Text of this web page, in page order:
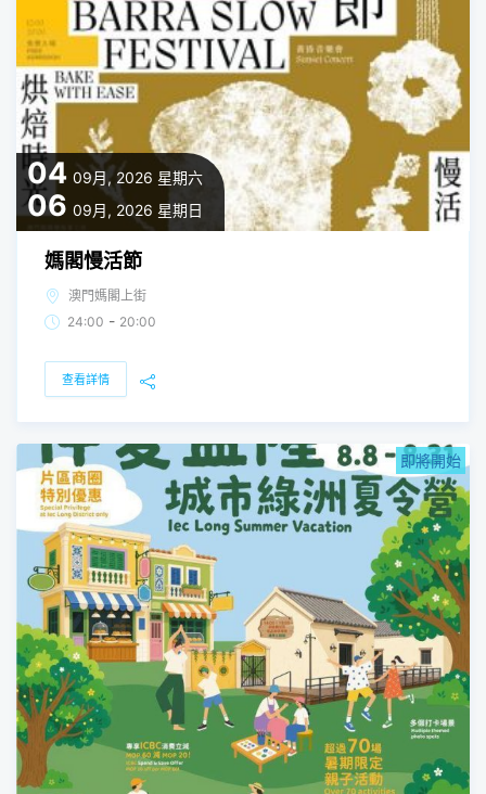
04 09月, 2026 星期六
06 09月, 2026 星期日
媽閣慢活節
澳門媽閣上街
24:00 - 20:00
查看詳情
即將開始